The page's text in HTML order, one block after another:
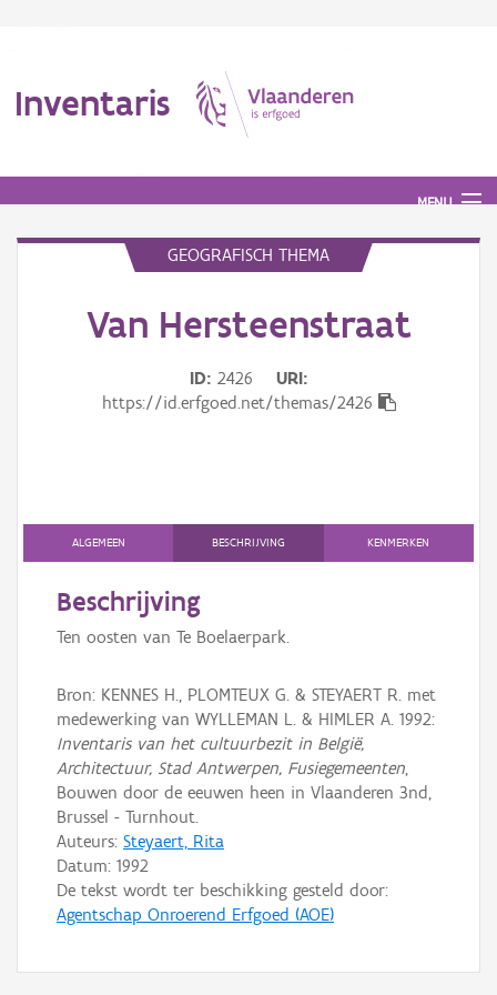
Inventaris
MENU
Persoon of collectief
Hergebruik
GEOGRAFISCH THEMA
Van Hersteenstraat
ID 2426
URI
https://id.erfgoed.net/themas/2426
ALGEMEEN BESCHRIJVING KENMERKEN
Beschrijving
Ten oosten van Te Boelaerpark.
Bron: KENNES H., PLOMTEUX G. & STEYAERT R. met
medewerking van WYLLEMAN L. & HIMLER A. 1992:
Inventaris van het cultuurbezit in België,
Architectuur, Stad Antwerpen, Fusiegemeenten,
Bouwen door de eeuwen heen in Vlaanderen 3nd,
Brussel - Turnhout.
Auteurs: Steyaert, Rita
Datum: 1992
De tekst wordt ter beschikking gesteld door:
Agentschap Onroerend Erfgoed (AOE)